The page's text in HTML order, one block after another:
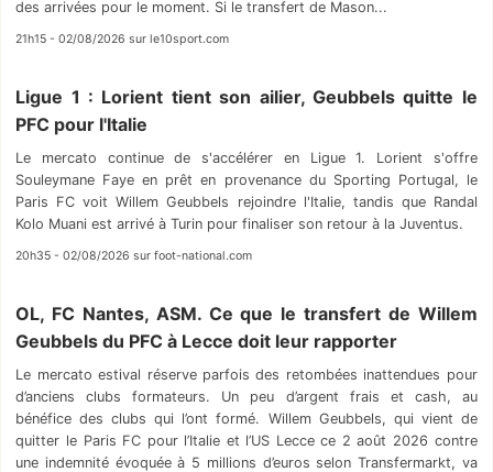
des arrivées pour le moment. Si le transfert de Mason...
21h15 - 02/08/2026 sur le10sport.com
Ligue 1 : Lorient tient son ailier, Geubbels quitte le
PFC pour l'Italie
Le mercato continue de s'accélérer en Ligue 1. Lorient s'offre
Souleymane Faye en prêt en provenance du Sporting Portugal, le
Paris FC voit Willem Geubbels rejoindre l'Italie, tandis que Randal
Kolo Muani est arrivé à Turin pour finaliser son retour à la Juventus.
20h35 - 02/08/2026 sur foot-national.com
OL, FC Nantes, ASM. Ce que le transfert de Willem
Geubbels du PFC à Lecce doit leur rapporter
Le mercato estival réserve parfois des retombées inattendues pour
d’anciens clubs formateurs. Un peu d’argent frais et cash, au
bénéfice des clubs qui l’ont formé. Willem Geubbels, qui vient de
quitter le Paris FC pour l’Italie et l’US Lecce ce 2 août 2026 contre
une indemnité évoquée à 5 millions d’euros selon Transfermarkt, va